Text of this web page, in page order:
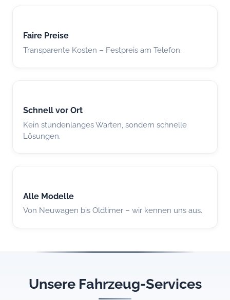
Faire Preise
Transparente Kosten – Festpreis am Telefon.
Schnell vor Ort
Kein stundenlanges Warten, sondern schnelle
Lösungen.
Alle Modelle
Von Neuwagen bis Oldtimer – wir kennen uns aus.
Unsere Fahrzeug-Services